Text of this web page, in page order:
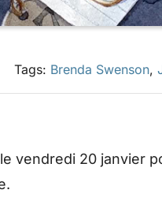
Tags: Brenda Swenson,
vendredi 20 janvier